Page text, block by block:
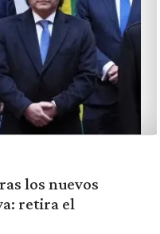
los nuevos
retira el